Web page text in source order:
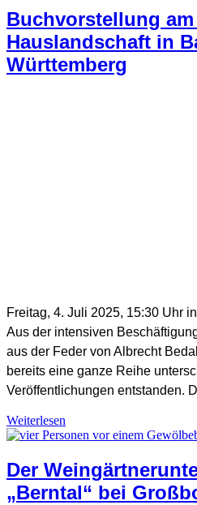
Landeskunde, Geschichte und
Buchvorstellung am
Hauslandschaft in
Württemberg
Denkmalschutz + Baukultur,
Freitag, 4. Juli 2025, 15:30 Uhr
Aus der intensiven
aus der Feder von Albrecht
bereits eine ganze Reihe
Veröffentlichungen entstanden.
Weiterlesen
Der
„Berntal“ bei